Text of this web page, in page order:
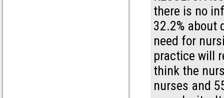
there is no
32.2% about
need for
practice will
think the
nurses and